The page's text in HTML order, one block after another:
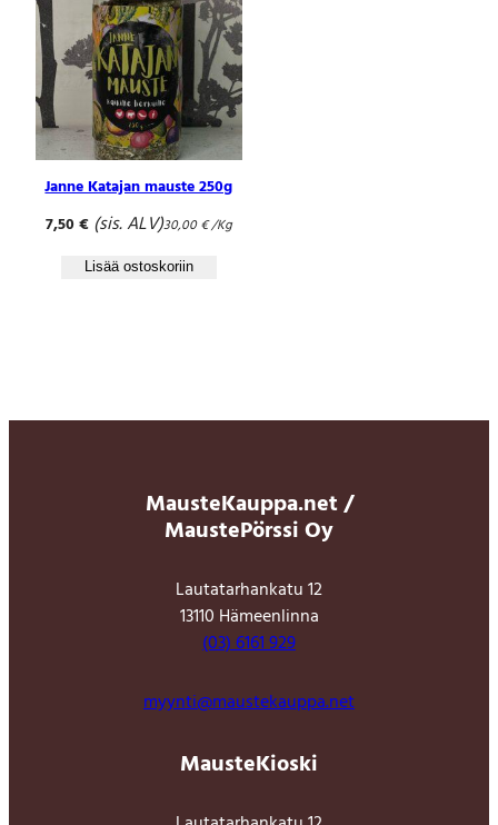
Janne Katajan mauste 250g
7,50€ (sis. ALV)30,00€/Kg
Lisää ostoskoriin
MausteKauppa.net /
MaustePörssi Oy
Lautatarhankatu 12
13110 Hämeenlinna
(03) 6161 929
myynti@maustekauppa.net
MausteKioski